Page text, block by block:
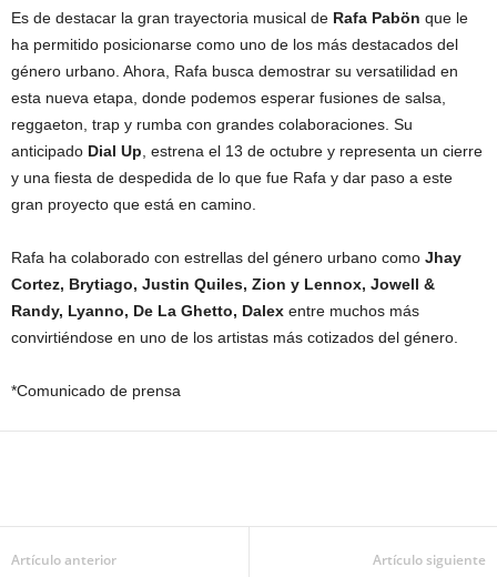
Es de destacar la gran trayectoria musical de Rafa Pabön que le
ha permitido posicionarse como uno de los más destacados del
género urbano. Ahora, Rafa busca demostrar su versatilidad en
esta nueva etapa, donde podemos esperar fusiones de salsa,
reggaeton, trap y rumba con grandes colaboraciones. Su
anticipado Dial Up, estrena el 13 de octubre y representa un cierre
y una fiesta de despedida de lo que fue Rafa y dar paso a este
gran proyecto que está en camino.
Rafa ha colaborado con estrellas del género urbano como Jhay
Cortez, Brytiago, Justin Quiles, Zion y Lennox, Jowell &
Randy, Lyanno, De La Ghetto, Dalex entre muchos más
convirtiéndose en uno de los artistas más cotizados del género.
*Comunicado de prensa
Artículo anterior Artículo siguiente